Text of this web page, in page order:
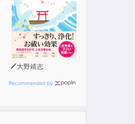
大野靖志
Recommended by